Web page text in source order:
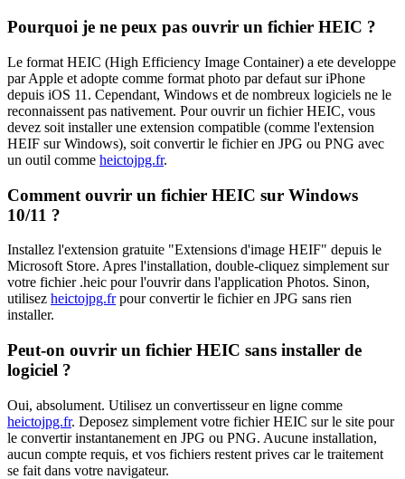
Pourquoi je ne peux pas ouvrir un fichier HEIC ?
Le format HEIC (High Efficiency Image Container) a ete developpe
par Apple et adopte comme format photo par defaut sur iPhone
depuis iOS 11. Cependant, Windows et de nombreux logiciels ne le
reconnaissent pas nativement. Pour ouvrir un fichier HEIC, vous
devez soit installer une extension compatible (comme l'extension
HEIF sur Windows), soit convertir le fichier en JPG ou PNG avec
un outil comme heictojpg.fr.
Comment ouvrir un fichier HEIC sur Windows
10/11 ?
Installez l'extension gratuite "Extensions d'image HEIF" depuis le
Microsoft Store. Apres l'installation, double-cliquez simplement sur
votre fichier .heic pour l'ouvrir dans l'application Photos. Sinon,
utilisez heictojpg.fr pour convertir le fichier en JPG sans rien
installer.
Peut-on ouvrir un fichier HEIC sans installer de
logiciel ?
Oui, absolument. Utilisez un convertisseur en ligne comme
heictojpg.fr. Deposez simplement votre fichier HEIC sur le site pour
le convertir instantanement en JPG ou PNG. Aucune installation,
aucun compte requis, et vos fichiers restent prives car le traitement
se fait dans votre navigateur.